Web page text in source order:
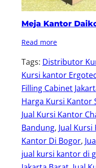
Meja Kantor
Read more
Tags: Distributor
Kursi kantor Ergotec
Filling Cabinet
Harga Kursi Kantor
Jual Kursi Kantor
Bandung, Jual
Kantor Di Bogor,
jual kursi kantor di